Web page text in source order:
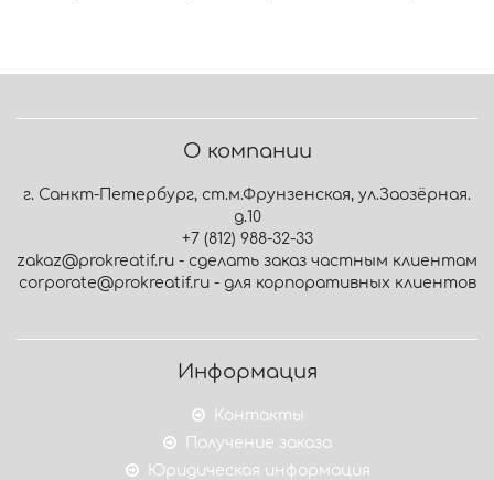
О компании
г. Санкт-Петербург, ст.м.Фрунзенская, ул.Заозёрная.
д.10
+7 (812) 988-32-33
zakaz@prokreatif.ru - сделать заказ частным клиентам
corporate@prokreatif.ru - для корпоративных клиентов
Информация
Контакты
Получение заказа
Юридическая информация